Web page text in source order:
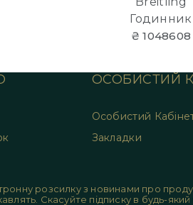
Годинник
₴ 1048608
ОСОБИСТИЙ
Особистий
Закладки
розсилку з новинами про
Скасуйте підписку в будь-який